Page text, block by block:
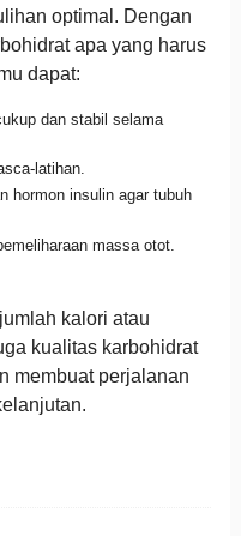
optimal. Dengan
apa yang harus
dapat:
dan stabil selama
latihan.
hormon insulin agar tubuh
massa otot.
kalori atau
kualitas karbohidrat
membuat perjalanan